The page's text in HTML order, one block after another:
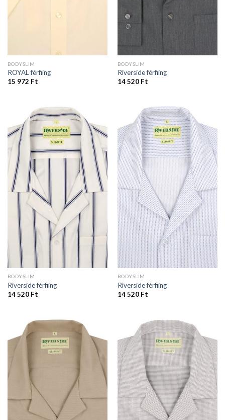
BODYSLIM
ROYAL férfiing
15 972 Ft
BODYSLIM
Riverside férfiing
14 520 Ft
BODYSLIM
Riverside férfiing
14 520 Ft
BODYSLIM
Riverside férfiing
14 520 Ft